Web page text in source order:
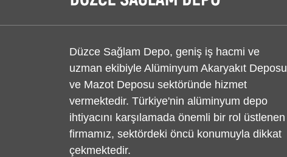
Düzce Sağlam Depo, geniş iş hacmi ve
uzman ekibiyle Alüminyum Akaryakıt Deposu
ve Mazot Deposu sektöründe hizmet
vermektedir. Türkiye'nin alüminyum depo
ihtiyacını karşılamada önemli bir rol üstlenen
firmamız, sektördeki öncü konumuyla dikkat
çekmektedir.